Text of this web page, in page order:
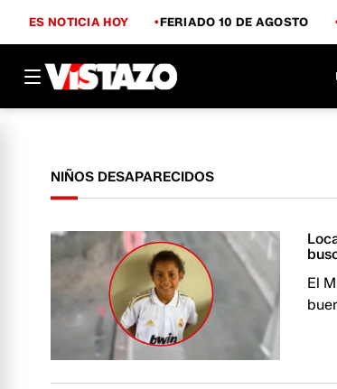
ES NOTICIA HOY FERIADO 10 DE AGOSTO
NIÑOS DESAPARECIDOS
El